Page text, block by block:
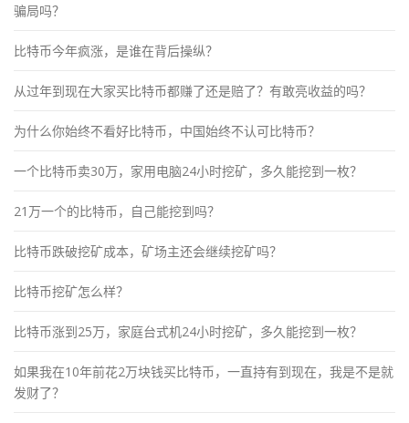
骗局吗？
比特币今年疯涨，是谁在背后操纵？
从过年到现在大家买比特币都赚了还是赔了？有敢亮收益的吗？
为什么你始终不看好比特币，中国始终不认可比特币？
一个比特币卖30万，家用电脑24小时挖矿，多久能挖到一枚？
21万一个的比特币，自己能挖到吗？
比特币跌破挖矿成本，矿场主还会继续挖矿吗？
比特币挖矿怎么样？
比特币涨到25万，家庭台式机24小时挖矿，多久能挖到一枚？
如果我在10年前花2万块钱买比特币，一直持有到现在，我是不是就
发财了？